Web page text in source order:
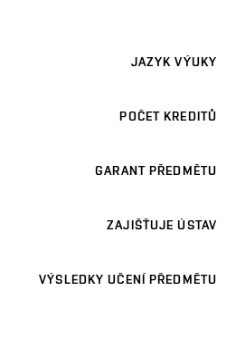
JAZYK VÝUKY
POČET KREDITŮ
GARANT PŘEDMĚTU
ZAJIŠŤUJE ÚSTAV
VÝSLEDKY UČENÍ PŘEDMĚTU